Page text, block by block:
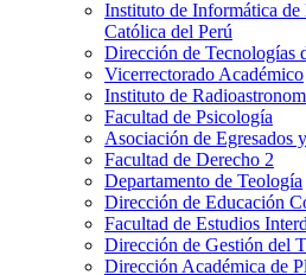
Instituto de Informática
Católica del Perú
Dirección de Tecnologías
Vicerrectorado Académico
Instituto de
Facultad de Psicología
Asociación de Egresados
Facultad de Derecho 2
Departamento de Teología
Dirección de Educación
Facultad de Estudios
Dirección de Gestión del
Dirección Académica de